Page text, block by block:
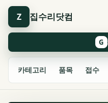
Z 집수리닷컴
카테고리 품목 접수
G